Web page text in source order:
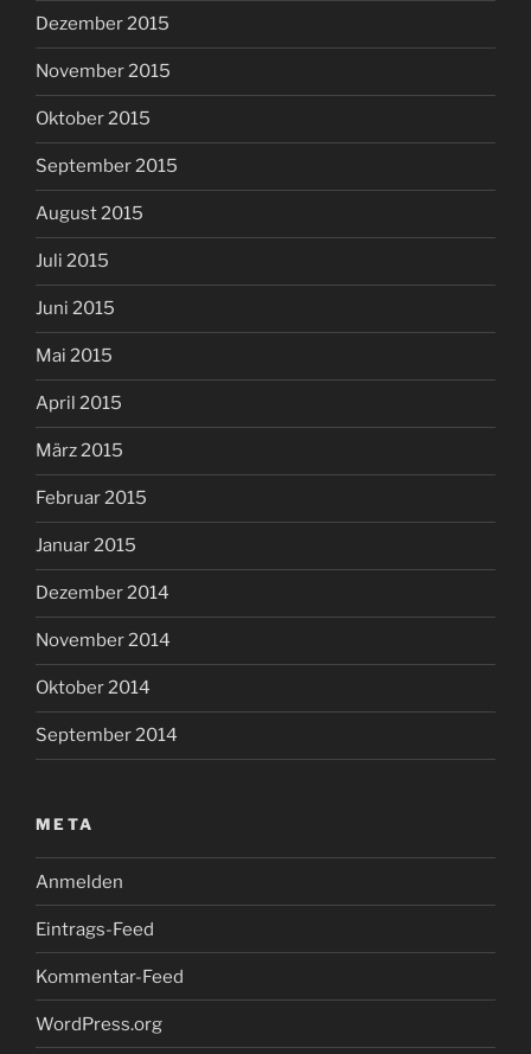
Dezember 2015
November 2015
Oktober 2015
September 2015
August 2015
Juli 2015
Juni 2015
Mai 2015
April 2015
März 2015
Februar 2015
Januar 2015
Dezember 2014
November 2014
Oktober 2014
September 2014
META
Anmelden
Eintrags-Feed
Kommentar-Feed
WordPress.org